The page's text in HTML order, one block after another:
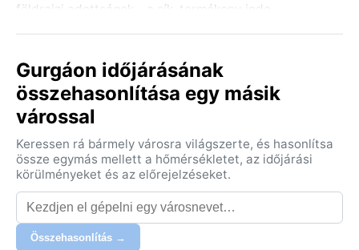
földrajzi adottságok – a sík, termékeny indo-
inkább a beton és az üveg jellemzi, semmint a
tradicionális indiai bazárok.
A város éghajlata a Köppen-féle BSh (forró félszáraz)
és június között a hőmérséklet rendszeresen eléri a
40-45 °C-ot, a nap perzselő, a levegő száraz. A
monszun időszaka (június végétől szeptemberig) némi
enyhülést hoz, de a csapadék mennyisége itt
alacsonyabb, mint az ország más részein, így a levegő
Gurgáon időjárásának
összehasonlítása egy másik
várossal
Keressen rá bármely városra világszerte, és hasonlítsa
össze egymás mellett a hőmérsékletet, az időjárási
körülményeket és az előrejelzéseket.
Összehasonlítás →